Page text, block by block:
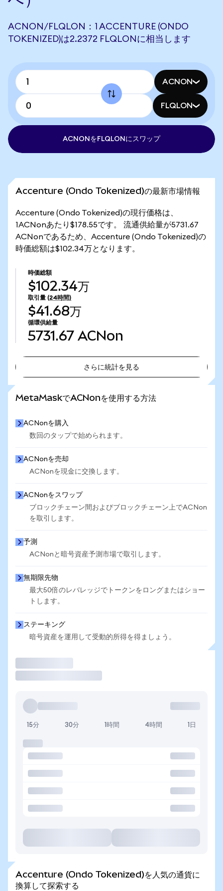
ACNON/FLQLON：1 ACCENTURE (ONDO
TOKENIZED)は2.2372 FLQLONに相当します
ACNON
FLQLON
ACNONをFLQLONにスワップ
Accenture (Ondo Tokenized)の最新市場情報
Accenture (Ondo Tokenized)の現行価格は、
1ACNonあたり$178.55です。 流通供給量が5731.67
ACNonであるため、Accenture (Ondo Tokenized)の
時価総額は$102.34万となります。
時価総額
$102.34万
取引量 (24時間)
$41.68万
循環供給量
5731.67 ACNon
さらに統計を見る
MetaMaskでACNonを使用する方法
ACNonを購入
数回のタップで始められます。
ACNonを売却
ACNonを現金に交換します。
ACNonをスワップ
ブロックチェーン間およびブロックチェーン上でACNon
を取引します。
予測
ACNonと暗号資産予測市場で取引します。
無期限先物
最大50倍のレバレッジでトークンをロングまたはショー
トします。
ステーキング
暗号資産を運用して受動的所得を得ましょう。
15分 30分 1時間 4時間 1日
Accenture (Ondo Tokenized)を人気の通貨に
換算して探索する